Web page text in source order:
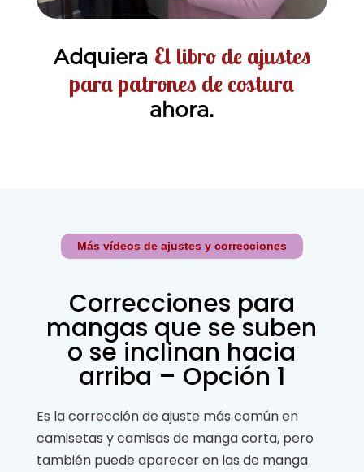
Adquiera El libro de ajustes
para patrones de costura
ahora.
Más vídeos de ajustes y correcciones
Correcciones para
mangas que se suben
o se inclinan hacia
arriba – Opción 1
Es la corrección de ajuste más común en
camisetas y camisas de manga corta, pero
también puede aparecer en las de manga